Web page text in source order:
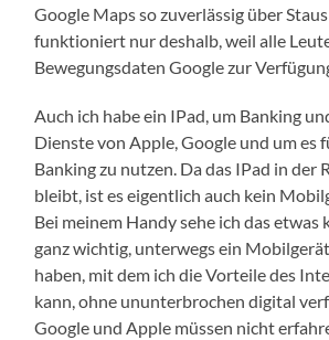
Google Maps so zuverlässig über
funktioniert nur deshalb, weil alle
Bewegungsdaten Google zur
Auch ich habe ein IPad, um Banking
Dienste von Apple, Google und um es
Banking zu nutzen. Da das IPad in der
bleibt, ist es eigentlich auch kein
Bei meinem Handy sehe ich das
ganz wichtig, unterwegs ein
haben, mit dem ich die Vorteile des
kann, ohne ununterbrochen digital
Google und Apple müssen nicht